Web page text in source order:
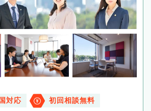
対応 初回相談無料